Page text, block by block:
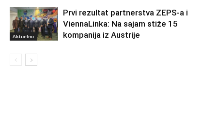
Aktuelno
Prvi rezultat partnerstva ZEPS-a i
ViennaLinka: Na sajam stiže 15
kompanija iz Austrije